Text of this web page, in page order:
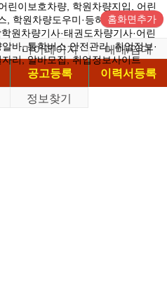
홈화면추가
마이페이지
매매/임대
공고등록
이력서등록
정보찾기